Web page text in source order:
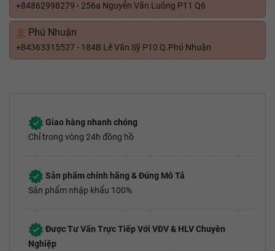
+84862998279 - 256a Nguyễn Văn Luông P11 Q6
Phú Nhuận
+84363315527 - 184B Lê Văn Sỹ P10 Q.Phú Nhuận
Giao hàng nhanh chóng
Chỉ trong vòng 24h đồng hồ
Sản phẩm chính hãng & Đúng Mô Tả
Sản phẩm nhập khẩu 100%
Được Tư Vấn Trực Tiếp Với VĐV & HLV Chuyên
Nghiệp